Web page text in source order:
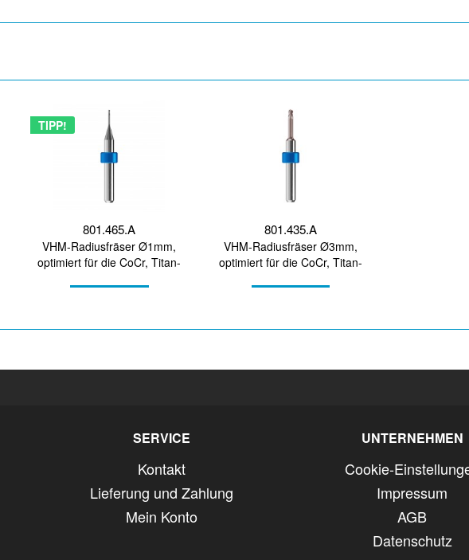
TIPP!
801.465.A
VHM-Radiusfräser Ø1mm,
optimiert für die CoCr, Titan-
801.435.A
VHM-Radiusfräser Ø3mm,
optimiert für die CoCr, Titan-
SERVICE
Kontakt
Lieferung und Zahlung
Mein Konto
UNTERNEHMEN
Cookie-
Impressum
AGB
Datenschutz